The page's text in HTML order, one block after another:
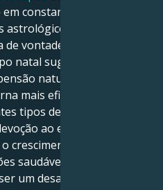
constante
que refletem
vontade, criatividade e
natal sugere abertura,
natural para a
mais eficazes na
tipos de pessoas. O
ao equilíbrio entre
crescimento a nível
saudáveis, embora um
um desafio.